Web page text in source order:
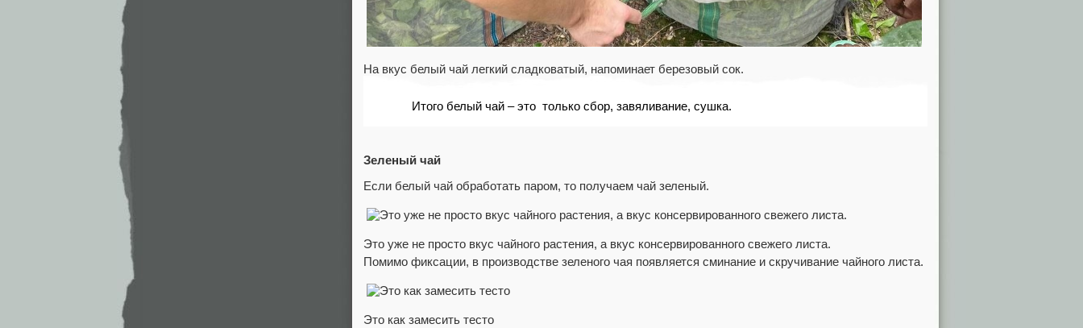
На вкус белый чай легкий сладковатый, напоминает березовый сок.
Итого белый чай – это только сбор, завяливание, сушка.
Зеленый чай
Если белый чай обработать паром, то получаем чай зеленый.
Это уже не просто вкус чайного растения, а вкус консервированного свежего листа.
Помимо фиксации, в производстве зеленого чая появляется сминание и скручивание чайного листа.
Это как замесить тесто